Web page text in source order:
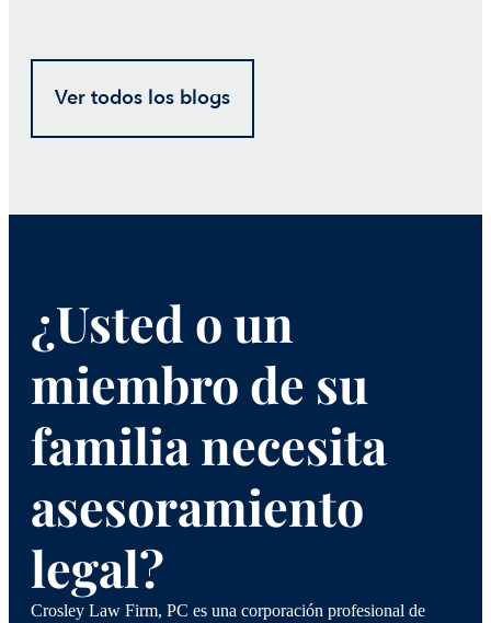
Ver todos los blogs
¿Usted o un
miembro de su
familia necesita
asesoramiento
legal?
Crosley Law Firm, PC es una corporación profesional de